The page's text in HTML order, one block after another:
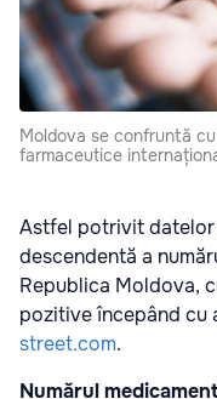
Moldova se confruntă
farmaceutice
Astfel potrivit datelor
descendentă a
Republica Moldova,
pozitive începând cu
street.com.
Numărul